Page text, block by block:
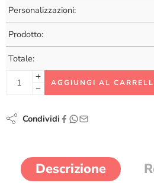
Personalizzazioni:
Prodotto:
Totale:
AGGIUNGI AL
Condividi
Descrizione